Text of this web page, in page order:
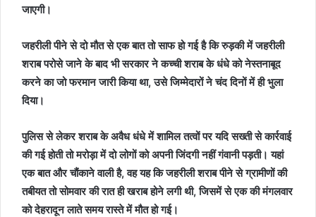
जाएगी।
जहरीली पीने से दो मौत से एक बात तो साफ हो गई है कि रुड़की में जहरीली
शराब परोसे जाने के बाद भी सरकार ने कच्ची शराब के धंधे को नेस्तनाबूद
करने का जो फरमान जारी किया था, उसे जिम्मेदारों ने चंद दिनों में ही भुला
दिया।
पुलिस से लेकर शराब के अवैध धंधे में शामिल तत्वों पर यदि सख्ती से कार्रवाई
की गई होती तो मरोड़ा में दो लोगों को अपनी जिंदगी नहीं गंवानी पड़ती। यहां
एक बात और चौंकाने वाली है, वह यह कि जहरीली शराब पीने से ग्रामीणों की
तबीयत तो सोमवार की रात ही खराब होने लगी थी, जिसमें से एक की मंगलवार
को देहरादून लाते समय रास्ते में मौत हो गई।